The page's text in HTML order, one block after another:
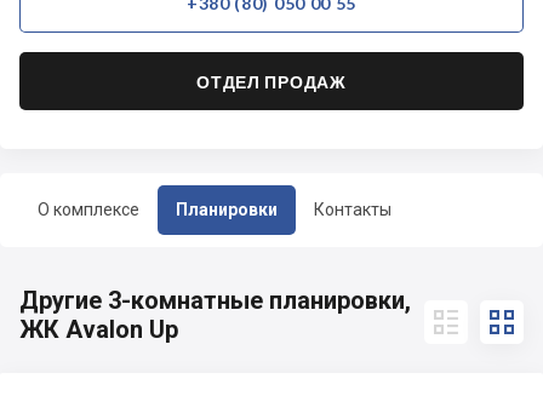
О комплексе Планировки Контакты
ОТДЕЛ ПРОДАЖ
Другие 3-комнатные планировки,
ЖК Avalon Up
 